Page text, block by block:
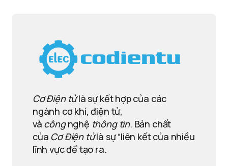
Cơ Điện tửlà sự kết hợp của các
ngành cơ khí, điện tử,
và côngnghệ thông tin. Bản chất
của Cơ Điện tửlà sự “liên kết của nhiều
lĩnh vực để tạo ra.